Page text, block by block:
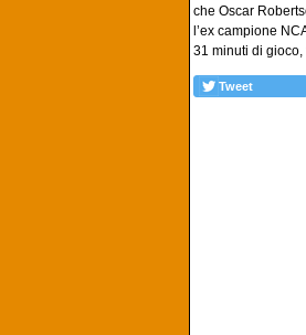
che Oscar
l’ex campione
31 minuti di
Tweet